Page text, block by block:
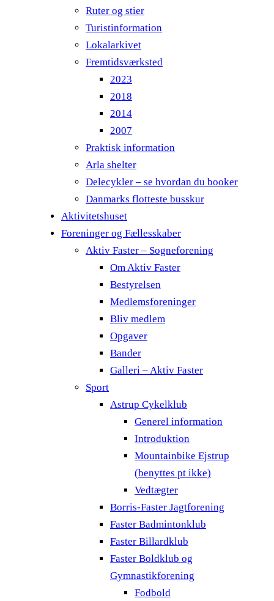
Ruter og stier
Turistinformation
Lokalarkivet
Fremtidsværksted
2023
2018
2014
2007
Praktisk information
Arla shelter
Delecykler – se hvordan du booker
Danmarks flotteste busskur
Aktivitetshuset
Foreninger og Fællesskaber
Aktiv Faster – Sogneforening
Om Aktiv Faster
Bestyrelsen
Medlemsforeninger
Bliv medlem
Opgaver
Bander
Galleri – Aktiv Faster
Sport
Astrup Cykelklub
Generel information
Introduktion
Mountainbike Ejstrup
(benyttes pt ikke)
Vedtægter
Borris-Faster Jagtforening
Faster Badmintonklub
Faster Billardklub
Faster Boldklub og
Gymnastikforening
Fodbold